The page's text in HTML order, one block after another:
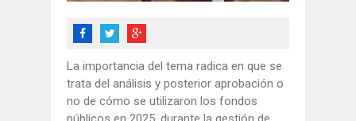
La importancia del tema radica en que se
trata del análisis y posterior aprobación o
no de cómo se utilizaron los fondos